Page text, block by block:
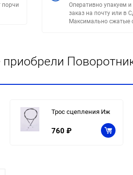
порчи
Оперативно упакуем
заказ на почту или в
Максимально сжатые
Трос сцепления Иж
760 ₽